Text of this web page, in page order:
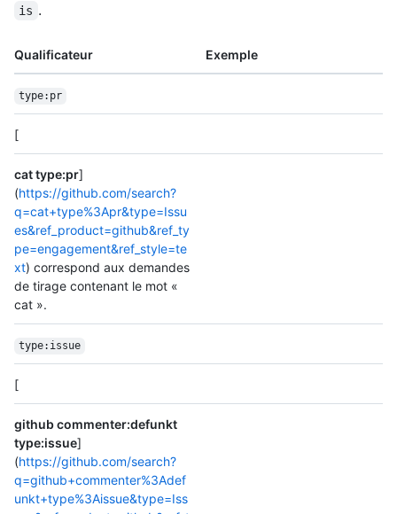
is .
Qualificateur Exemple
type:pr
[
cat type:pr]
(https://github.com/search?
q=cat+type%3Apr&type=Issu
es&ref_product=github&ref_ty
pe=engagement&ref_style=te
xt) correspond aux demandes
de tirage contenant le mot «
cat ».
type:issue
[
github commenter:defunkt
type:issue]
(https://github.com/search?
q=github+commenter%3Adef
unkt+type%3Aissue&type=Iss